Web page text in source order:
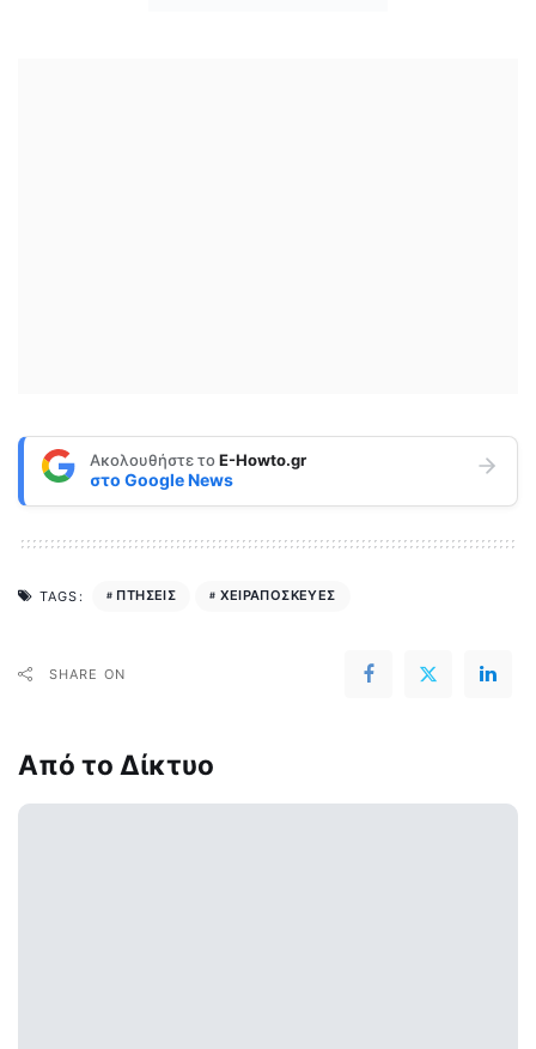
Ακολουθήστε τοE-Howto.gr
στο Google News
TAGS: ΠΤΗΣΕΙΣ ΧΕΙΡΑΠΟΣΚΕΥΕΣ
SHARE ON
Από το Δίκτυο